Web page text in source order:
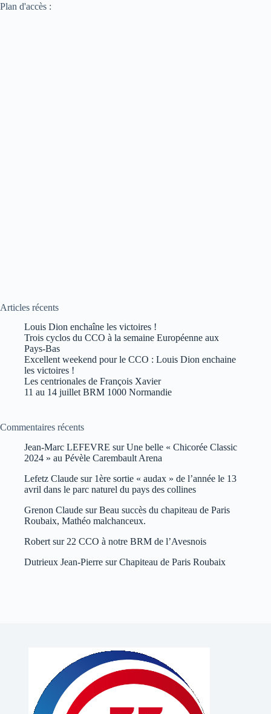
Plan d'accès :
Articles récents
Louis Dion enchaîne les victoires !
Trois cyclos du CCO à la semaine Européenne aux
Pays-Bas
Excellent weekend pour le CCO : Louis Dion enchaine
les victoires !
Les centrionales de François Xavier
11 au 14 juillet BRM 1000 Normandie
Commentaires récents
Jean-Marc LEFEVRE surUne belle « Chicorée Classic
2024 » au Pévèle Carembault Arena
Lefetz Claude sur 1ère sortie « audax » de l’année le 13
avril dans le parc naturel du pays des collines
Grenon Claude surBeau succès du chapiteau de Paris
Roubaix, Mathéo malchanceux.
Robert sur 22 CCO à notre BRM de l’Avesnois
Dutrieux Jean-Pierre surChapiteau de Paris Roubaix